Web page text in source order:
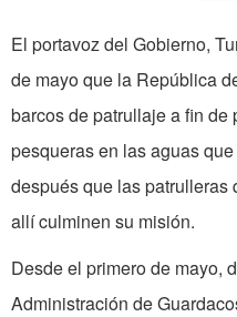
El portavoz del Gobierno,
de mayo que la República
barcos de patrullaje a fin de
pesqueras en las aguas
después que las patrulleras
allí culminen su misión.
Desde el primero de mayo,
Administración de